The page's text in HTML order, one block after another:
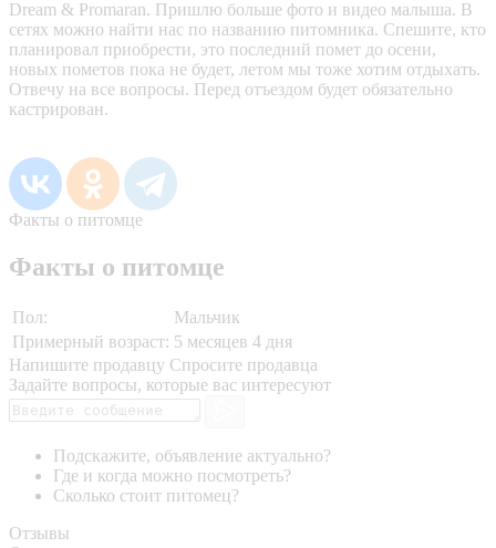
Dream & Promaran. Пришлю больше фото и видео малыша. В
сетях можно найти нас по названию питомника. Спешите, кто
планировал приобрести, это последний помет до осени,
новых пометов пока не будет, летом мы тоже хотим отдыхать.
Отвечу на все вопросы. Перед отъездом будет обязательно
кастрирован.
Факты о питомце
Факты о питомце
Пол:
Мальчик
Примерный возраст: 5 месяцев 4 дня
Напишите продавцу Спросите продавца
Задайте вопросы, которые вас интересуют
Подскажите, объявление актуально?
Где и когда можно посмотреть?
Сколько стоит питомец?
Отзывы